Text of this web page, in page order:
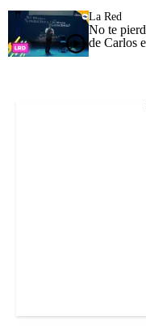
La Red
No te
de Carlos